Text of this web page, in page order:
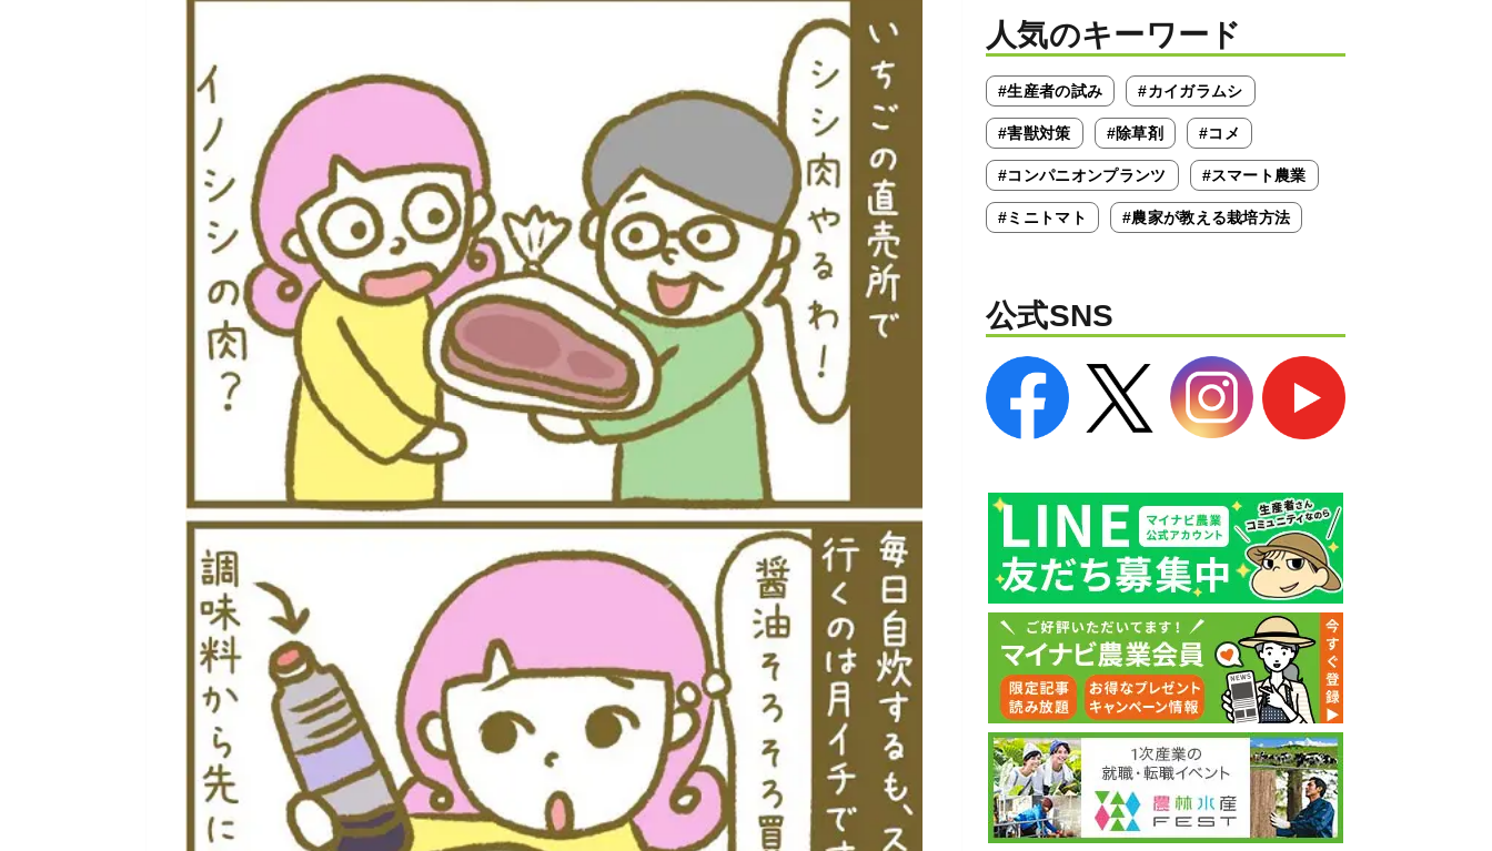
人気のキーワード
#生産者の試み #カイガラムシ
#害獣対策 #除草剤 #コメ
#コンパニオンプランツ #スマート農業
#ミニトマト #農家が教える栽培方法
公式SNS